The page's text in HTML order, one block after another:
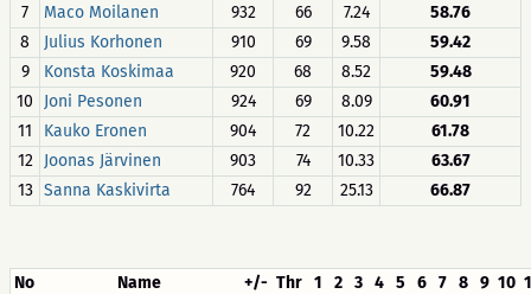
7
Maco Moilanen 932 66 7.24
58.76
8
Julius Korhonen 910 69 9.58
59.42
9
Konsta Koskimaa 920 68 8.52
59.48
10
Joni Pesonen 924 69 8.09
60.91
11
Kauko Eronen 904 72 10.22
61.78
12
Joonas Järvinen 903 74 10.33
63.67
13 Sanna Kaskivirta 764 92 25.13 66.87
No Name +/- Thr 1 2 3 4 5 6 7 8 9 10